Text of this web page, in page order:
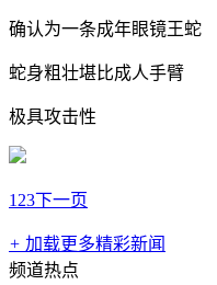
确认为一条成年眼镜王蛇
蛇身粗壮堪比成人手臂
极具攻击性
1 23下一页
+ 加载更多精彩新闻
频道热点